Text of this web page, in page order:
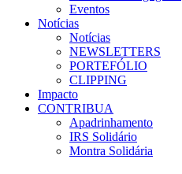
Eventos
Notícias
Notícias
NEWSLETTERS
PORTEFÓLIO
CLIPPING
Impacto
CONTRIBUA
Apadrinhamento
IRS Solidário
Montra Solidária